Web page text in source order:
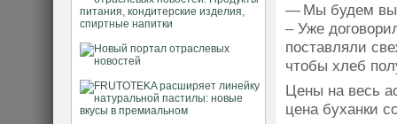
— Мы будем
– Уже
поставляли
чтобы хлеб
Цены на весь
цена буханки